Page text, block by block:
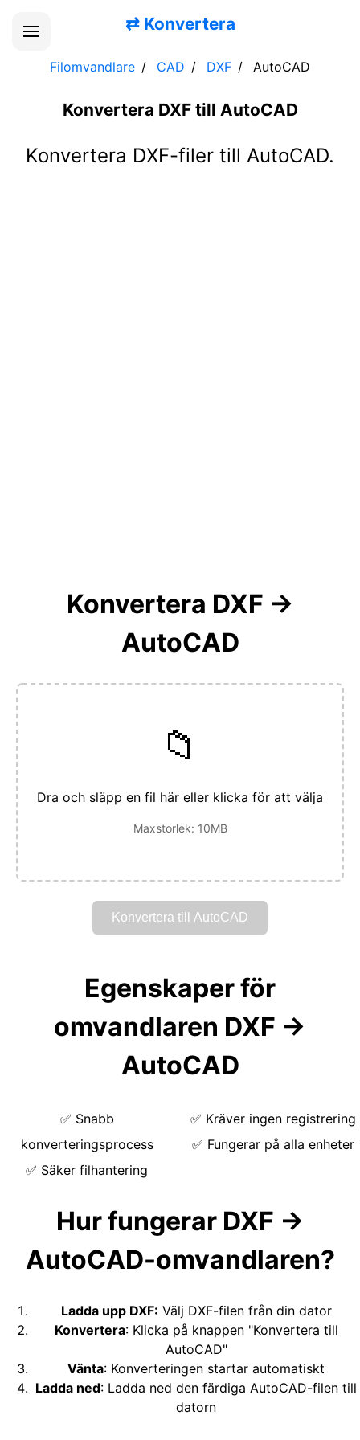
⇄ Konvertera
Filomvandlare CAD DXF AutoCAD
Konvertera DXF till AutoCAD
Konvertera DXF-filer till AutoCAD.
Konvertera DXF →
AutoCAD
📁
Dra och släpp en fil här eller klicka för att välja
Maxstorlek: 10MB
Konvertera till AutoCAD
Egenskaper för
omvandlaren DXF →
AutoCAD
✅ Snabb
konverteringsprocess
✅ Säker filhantering
✅ Kräver ingen registrering
✅ Fungerar på alla enheter
Hur fungerar DXF →
AutoCAD-omvandlaren?
Ladda upp DXF: Välj DXF-filen från din dator
Konvertera: Klicka på knappen "Konvertera till
AutoCAD"
Vänta: Konverteringen startar automatiskt
Ladda ned: Ladda ned den färdiga AutoCAD-filen till
datorn